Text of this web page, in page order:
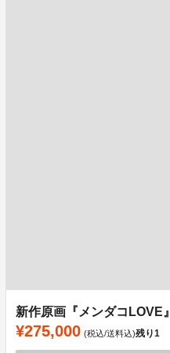
新作原画『メンダコLOVE』
¥275,000 (税込/送料込)残り1